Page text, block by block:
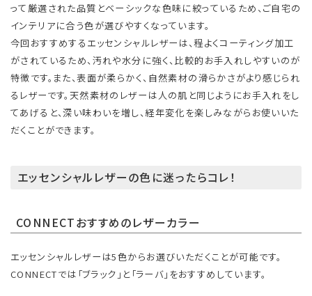
って厳選された品質とベーシックな色味に絞っているため、ご自宅の
インテリアに合う色が選びやすくなっています。
​ 今回おすすめするエッセンシャルレザーは、程よくコーティング加工
がされているため、汚れや水分に強く、比較的お手入れしやすいのが
特徴です。また、表面が柔らかく、自然素材の滑らかさがより感じられ
るレザーです。天然素材のレザーは人の肌と同じようにお手入れをし
てあげると、深い味わいを増し、経年変化を楽しみながらお使いいた
だくことができます。
エッセンシャルレザーの色に迷ったらコレ！
CONNECTおすすめのレザーカラー
エッセンシャルレザーは5色からお選びいただくことが可能です。
CONNECTでは「ブラック」と「ラーバ」をおすすめしています。